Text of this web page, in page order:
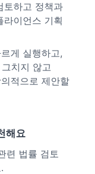
토하고 정책과
라이언스 기획
게 실행하고,
치지 않고
적으로 제안할
해요
련 법률 검토